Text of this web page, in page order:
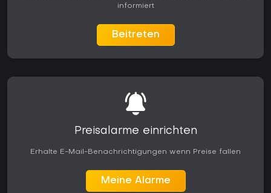
informiert
Beitreten
Preisalarme einrichten
Erhalte E-Mail-Benachrichtigungen wenn Preise fallen
Meine Alarme